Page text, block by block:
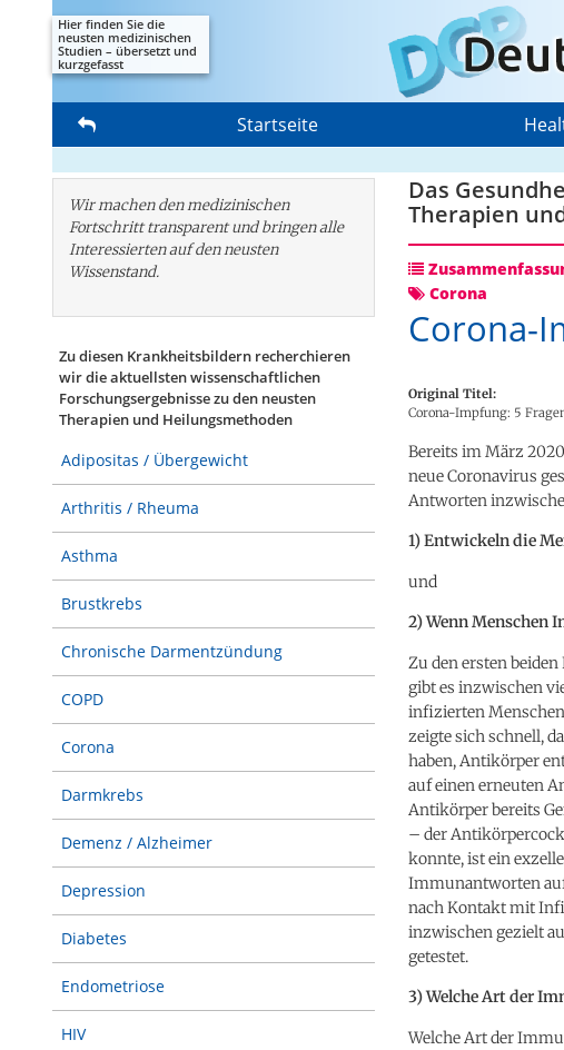
Hier finden Sie die
neusten medizinischen
Studien – übersetzt und
kurzgefasst
Startseite
Wir machen den medizinischen
Fortschritt transparent und bringen alle
Interessierten auf den neusten
Wissenstand.
Zu diesen Krankheitsbildern recherchieren
wir die aktuellsten wissenschaftlichen
Forschungs­ergebnisse zu den neusten
Therapien und Heilungsmethoden
Adipositas / Übergewicht
Arthritis / Rheuma
Asthma
Brustkrebs
Chronische Darmentzündung
COPD
Corona
Darmkrebs
Demenz / Alzheimer
Depression
Diabetes
Endometriose
HIV
Das
Therapien
Corona
Corona-
Original Titel:
Corona-Impfung: 5
Bereits im März
neue Coronavirus
Antworten
1) Entwickeln die
und
2) Wenn Menschen
Zu den ersten
gibt es inzwischen
infizierten
zeigte sich schnell,
haben, Antikörper
auf einen erneuten
Antikörper bereits
– der
konnte, ist ein
Immunantworten
nach Kontakt mit
inzwischen gezielt
getestet.
3) Welche Art der
Welche Art der